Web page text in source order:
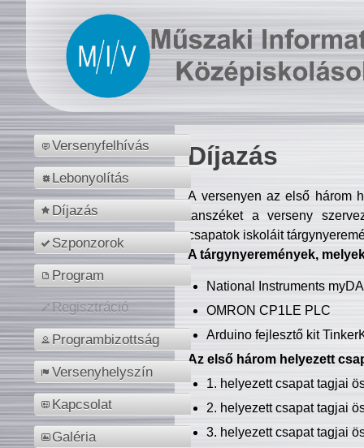
Versenyfelhívás
Lebonyolítás
Díjazás
Szponzorok
Program
Regisztráció
Programbizottság
Versenyhelyszín
Kapcsolat
Galéria
Díjazás
A versenyen az első három
tanszéket a verseny
csapatok iskoláit
A tárgynyeremények,
National Instruments
OMRON CP1LE PLC
Arduino fejlesztő kit
Az első három helyezett
1. helyezett csapat tagjai
2. helyezett csapat tagjai
3. helyezett csapat tagjai